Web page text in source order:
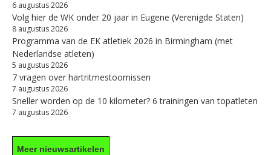
6 augustus 2026
Volg hier de WK onder 20 jaar in Eugene (Verenigde Staten)
8 augustus 2026
Programma van de EK atletiek 2026 in Birmingham (met
Nederlandse atleten)
5 augustus 2026
7 vragen over hartritmestoornissen
7 augustus 2026
Sneller worden op de 10 kilometer? 6 trainingen van topatleten
7 augustus 2026
Meer nieuwsartikelen